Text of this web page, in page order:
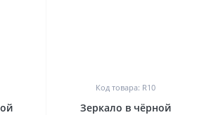
Код товара: R10
Зеркало в чёрной